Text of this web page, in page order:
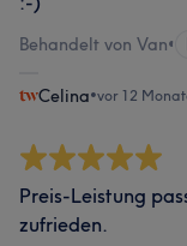
Behandelt von Van•
Celina•vor 12
Preis-Leistung
zufrieden.